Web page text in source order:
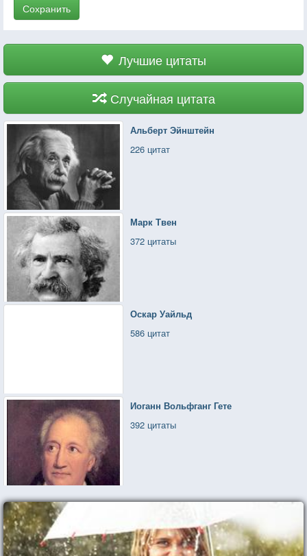
Сохранить
Лучшие цитаты
Случайная цитата
Альберт Эйнштейн
226 цитат
Марк Твен
372 цитаты
Оскар Уайльд
586 цитат
Иоганн Вольфганг Гете
392 цитаты